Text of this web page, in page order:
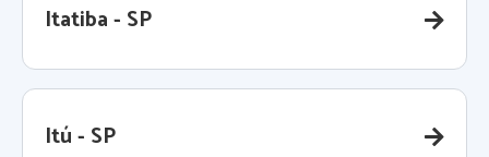
Itatiba - SP
Itú - SP